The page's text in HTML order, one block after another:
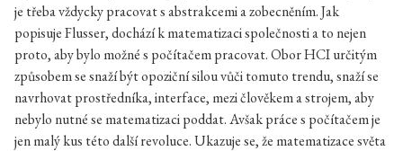
je třeba vždycky pracovat s abstrakcemi a zobecněním. Jak
popisuje Flusser, dochází k matematizaci společnosti a to nejen
proto, aby bylo možné s počítačem pracovat. Obor HCI určitým
způsobem se snaží být opoziční silou vůči tomuto trendu, snaží se
navrhovat prostředníka, interface, mezi člověkem a strojem, aby
nebylo nutné se matematizaci poddat. Avšak práce s počítačem je
jen malý kus této další revoluce. Ukazuje se, že matematizace světa